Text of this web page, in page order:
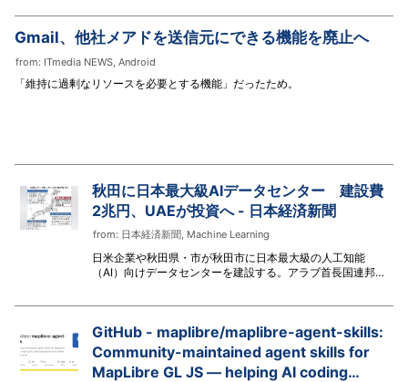
Gmail、他社メアドを送信元にできる機能を廃止へ
from: ITmedia NEWS, Android
「維持に過剰なリソースを必要とする機能」だったため。
秋田に日本最大級AIデータセンター 建設費
2兆円、UAEが投資へ - 日本経済新聞
from: 日本経済新聞, Machine Learning
日米企業や秋田県・市が秋田市に日本最大級の人工知能
（AI）向けデータセンターを建設する。アラブ首長国連邦
に位置づけ、地方への分散立地を推進する。秋田県は風力発
電などの再生可能エネルギーが盛んで、電力供給で優位性が
ある。潤沢なオイ
GitHub - maplibre/maplibre-agent-skills:
Community-maintained agent skills for
MapLibre GL JS — helping AI coding